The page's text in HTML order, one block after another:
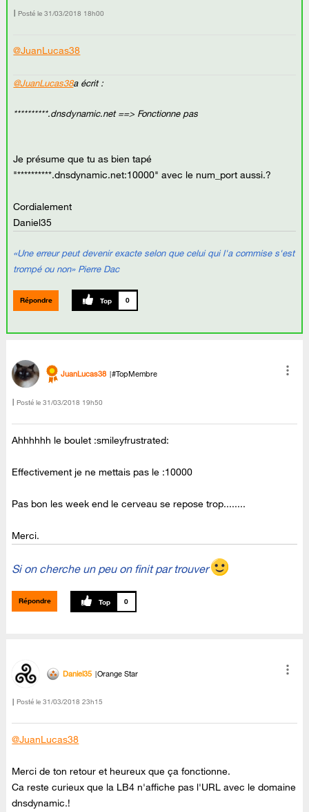
Posté le ‎31/03/2018 18h00
@JuanLucas38
@JuanLucas38a écrit :
**********.dnsdynamic.net ==> Fonctionne pas
Je présume que tu as bien tapé
"**********.dnsdynamic.net:10000" avec le num_port aussi.?
Cordialement
Daniel35
«Une erreur peut devenir exacte selon que celui qui l'a commise s'est
trompé ou non» Pierre Dac
Répondre 0
JuanLucas38 #TopMembre
Posté le ‎31/03/2018 19h50
Ahhhhhh le boulet :smileyfrustrated:
Effectivement je ne mettais pas le :10000
Pas bon les week end le cerveau se repose trop........
Merci.
Si on cherche un peu on finit par trouver
Répondre 0
Daniel35 Orange Star
Posté le ‎31/03/2018 23h15
@JuanLucas38
Merci de ton retour et heureux que ça fonctionne.
Ca reste curieux que la LB4 n'affiche pas l'URL avec le domaine
dnsdynamic.!